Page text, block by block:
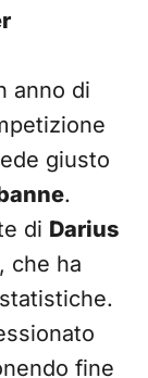
anno di
giusto
.
di Darius
, che ha
fine